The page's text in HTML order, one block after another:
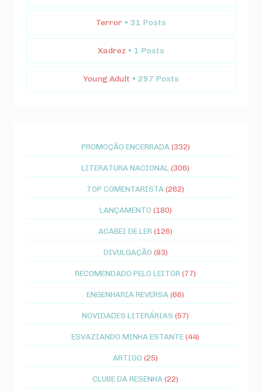
Terror • 31 Posts
Xadrez • 1 Posts
Young Adult • 297 Posts
PROMOÇÃO ENCERRADA (332)
LITERATURA NACIONAL (306)
TOP COMENTARISTA(262)
LANÇAMENTO (180)
ACABEI DE LER (126)
DIVULGAÇÃO (83)
RECOMENDADO PELO LEITOR (77)
ENGENHARIA REVERSA(66)
NOVIDADES LITERÁRIAS (57)
ESVAZIANDO MINHA ESTANTE(44)
ARTIGO (25)
CLUBE DA RESENHA(22)